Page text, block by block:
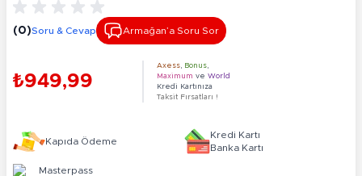
(0)Soru & Cevap Armağan’a Soru Sor
₺949,99
Axess Bonus
Maximum ve World
Kredi Kartınıza
Taksit Fırsatları !
Kapıda Ödeme
Kredi Kartı
Banka Kartı
Masterpass